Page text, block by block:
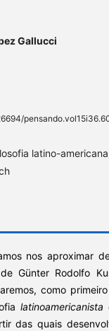
Gallucci
latino-
nos aproximar
Günter Rodolfo
como
latinoamericanista
das quais